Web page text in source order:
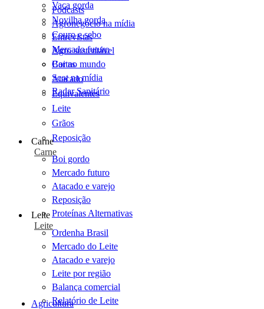
Podcasts
Agronegócio na mídia
Entrevistas
Agro sustentável
Cartas
Scot na mídia
Radar Sanitário
Vaca gorda
Novilha gorda
Couro e sebo
Mercado futuro
Boi no mundo
Atacado
Equivalentes
Leite
Grãos
Reposição
Carne
Carne
Boi gordo
Mercado futuro
Atacado e varejo
Reposição
Proteínas Alternativas
Leite
Leite
Ordenha Brasil
Mercado do Leite
Atacado e varejo
Leite por região
Balança comercial
Relatório de Leite
Agricultura